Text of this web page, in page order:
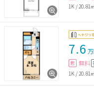
1K / 20.81
7.6
敷 無料
1K /20.81